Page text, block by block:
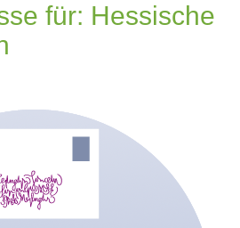
für: Hessische